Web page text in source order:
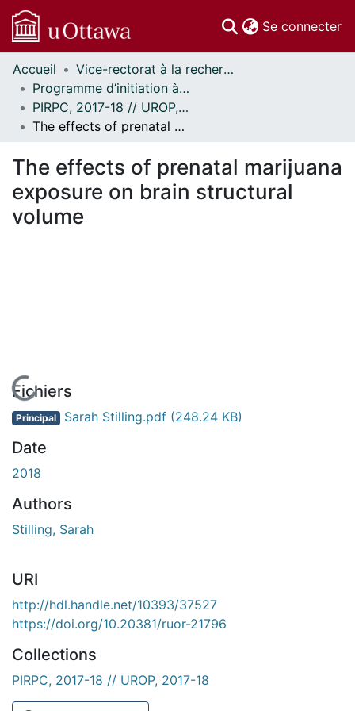
Se connecter
Communautés
et collections
Parcourir
Statistiques
À propos
Accueil
Vice-rectorat à la recherche // Office of the V-P, Research
Programme d’initiation à la recherche au premier cycle (PIRPC) // Undergraduate Research Opportunity Program (UROP)
PIRPC, 2017-18 // UROP, 2017-18
The effects of prenatal marijuana exposure on brain structural volume
The effects of prenatal marijuana
exposure on brain structural
volume
En cours de chargement...
Fichiers
Principal Sarah Stilling.pdf (248.24 KB)
Date
2018
Authors
Stilling, Sarah
URI
http://hdl.handle.net/10393/37527
https://doi.org/10.20381/ruor-21796
Collections
PIRPC, 2017-18 // UROP, 2017-18